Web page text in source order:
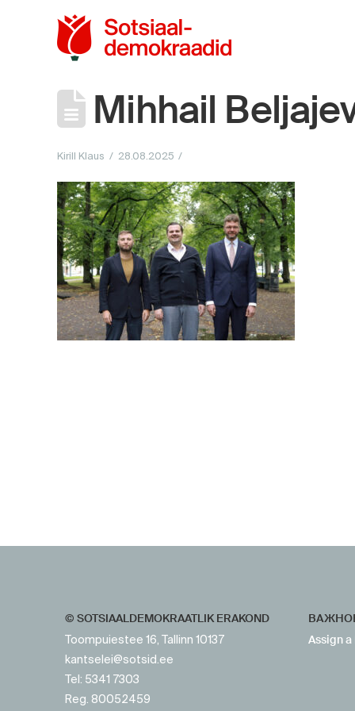
Mihhail
Kirill Klaus 28.08.2025
© SOTSIAALDEMOKRAATLIK ERAKOND
Toompuiestee 16, Tallinn 10137
kantselei@sotsid.ee
Tel: 5341 7303
Reg. 80052459
Assign a